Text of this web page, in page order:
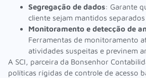
Segregação de dados: Garante
cliente sejam mantidos
Monitoramento e detecção de
Ferramentas de monitoramento
atividades suspeitas e previnem
A SCI, parceira da Bonsenhor
políticas rígidas de controle de acesso